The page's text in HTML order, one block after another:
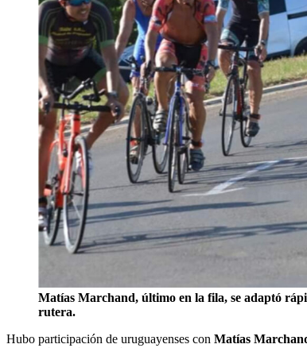
Matías Marchand, último en la fila, se adaptó
rutera.
Hubo participación de uruguayenses con Matías